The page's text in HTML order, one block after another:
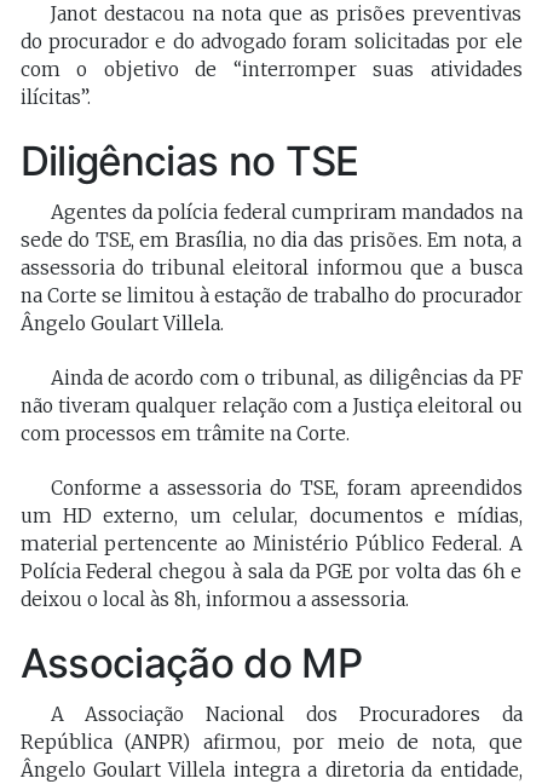
Janot destacou na nota que as prisões preventivas
do procurador e do advogado foram solicitadas por ele
com o objetivo de “interromper suas atividades
ilícitas”.
Diligências no TSE
Agentes da polícia federal cumpriram mandados na
sede do TSE, em Brasília, no dia das prisões. Em nota, a
assessoria do tribunal eleitoral informou que a busca
na Corte se limitou à estação de trabalho do procurador
Ângelo Goulart Villela.
Ainda de acordo com o tribunal, as diligências da PF
não tiveram qualquer relação com a Justiça eleitoral ou
com processos em trâmite na Corte.
Conforme a assessoria do TSE, foram apreendidos
um HD externo, um celular, documentos e mídias,
material pertencente ao Ministério Público Federal. A
Polícia Federal chegou à sala da PGE por volta das 6h e
deixou o local às 8h, informou a assessoria.
Associação do MP
A Associação Nacional dos Procuradores da
República (ANPR) afirmou, por meio de nota, que
Ângelo Goulart Villela integra a diretoria da entidade,